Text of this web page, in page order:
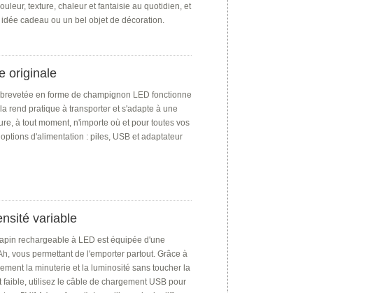
texture, chaleur et fantaisie au quotidien, et
cadeau ou un bel objet de décoration.
originale
en forme de champignon LED fonctionne
rend pratique à transporter et s'adapte à une
à tout moment, n'importe où et pour toutes vos
d'alimentation : piles, USB et adaptateur
variable
rechargeable à LED est équipée d'une
vous permettant de l'emporter partout. Grâce à
la minuterie et la luminosité sans toucher la
utilisez le câble de chargement USB pour